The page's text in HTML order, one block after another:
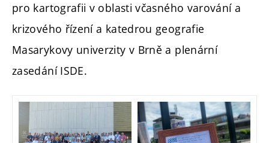
pro kartografii v oblasti včasného varování a
krizového řízení a katedrou geografie
Masarykovy univerzity v Brně a plenární
zasedání ISDE.